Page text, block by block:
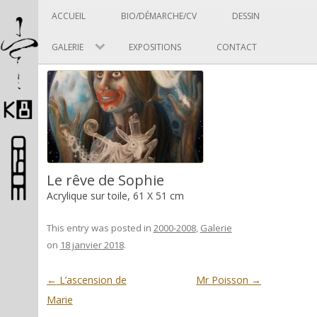
Pascal Picard
Artiste et designer
ACCUEIL BIO/DÉMARCHE/CV DESSIN
GALERIE EXPOSITIONS CONTACT
Le rêve de Sophie
Acrylique sur toile, 61 X 51 cm
This entry was posted in 2000-2008, Galerie
on 18 janvier 2018.
Post navigation
← L’ascension de
Marie
Mr Poisson →